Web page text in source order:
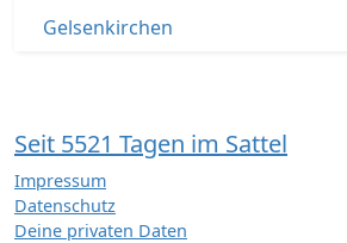
Gelsenkirchen
Seit 5521 Tagen im Sattel
Impressum
Datenschutz
Deine privaten Daten